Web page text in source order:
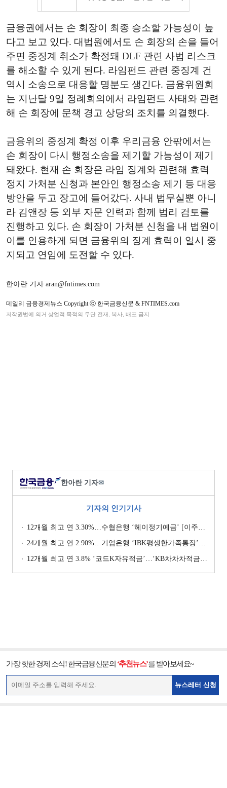
금융권에서는 손 회장이 최종 승소할 가능성이 높
다고 보고 있다. 대법원에서도 손 회장의 손을 들어
주면 중징계 취소가 확정돼 DLF 관련 사법 리스크
를 해소할 수 있게 된다. 라임펀드 관련 중징계 건
역시 소송으로 대응할 명분도 생긴다. 금융위원회
는 지난달 9일 정례회의에서 라임펀드 사태와 관련
해 손 회장에 문책 경고 상당의 조치를 의결했다.
금융위의 중징계 확정 이후 우리금융 안팎에서는
손 회장이 다시 행정소송을 제기할 가능성이 제기
돼왔다. 현재 손 회장은 라임 징계와 관련해 효력
정지 가처분 신청과 본안인 행정소송 제기 등 대응
방안을 두고 장고에 들어갔다. 사내 법무실뿐 아니
라 김앤장 등 외부 자문 인력과 함께 법리 검토를
진행하고 있다. 손 회장이 가처분 신청을 내 법원이
이를 인용하게 되면 금융위의 징계 효력이 일시 중
지되고 연임에 도전할 수 있다.
한아란 기자 aran@fntimes.com
데일리 금융경제뉴스 Copyright ⓒ 한국금융신문 & FNTIMES.com
저작권법에 의거 상업적 목적의 무단 전재, 복사, 배포 금지
한아란 기자✉
기자의 인기기사
12개월 최고 연 3.30%…수협은행 ‘헤이정기예금’ [이주의 은행 예금금리-1월 2주]
24개월 최고 연 2.90%…기업은행 ‘IBK평생한가족통장’ [이주의 은행 예금금리-1월 2주]
12개월 최고 연 3.8% ‘코드K자유적금’…‘KB차차차적금’ 8% 이자 [이주의 은행 적금금리-1월 2주]
가장 핫한 경제 소식! 한국금융신문의 ‘추천뉴스’를 받아보세요~
뉴스레터 신청